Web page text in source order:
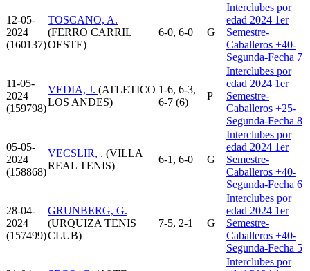
12-05-
2024
(160137)
TOSCANO, A.
(FERRO CARRIL
OESTE)
6-0, 6-0 G
Interclubes por
edad 2024 1er
Semestre-
Caballeros +40-
Segunda-Fecha 7
11-05-
2024
(159798)
VEDIA, J. (ATLETICO
LOS ANDES)
1-6, 6-3,
6-7 (6)
P
Interclubes por
edad 2024 1er
Semestre-
Caballeros +25-
Segunda-Fecha 8
05-05-
2024
(158868)
VECSLIR, . (VILLA
REAL TENIS)
6-1, 6-0 G
Interclubes por
edad 2024 1er
Semestre-
Caballeros +40-
Segunda-Fecha 6
28-04-
2024
(157499)
GRUNBERG, G.
(URQUIZA TENIS
CLUB)
7-5, 2-1 G
Interclubes por
edad 2024 1er
Semestre-
Caballeros +40-
Segunda-Fecha 5
Interclubes por